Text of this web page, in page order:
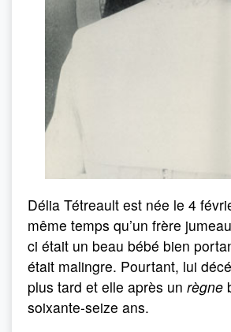
Délia Tétreault est née le 4
même temps qu’un frère
ci était un beau bébé bien
était malingre. Pourtant, lui
plus tard et elle après un règne
soixante-seize ans.